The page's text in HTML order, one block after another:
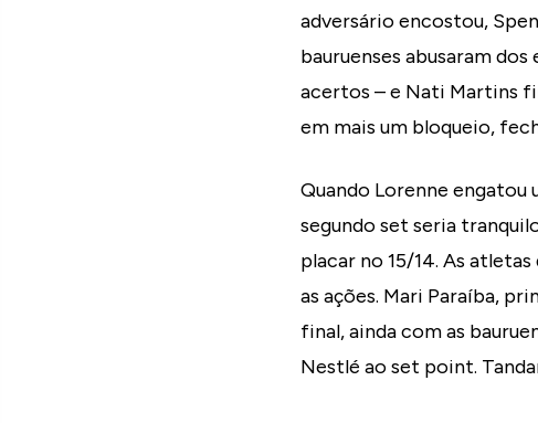
adversário encostou,
bauruenses abusaram
acertos – e Nati Martins
em mais um bloqueio,
Quando Lorenne engatou
segundo set seria
placar no 15/14. As
as ações. Mari Paraíba,
final, ainda com as
Nestlé ao set point.